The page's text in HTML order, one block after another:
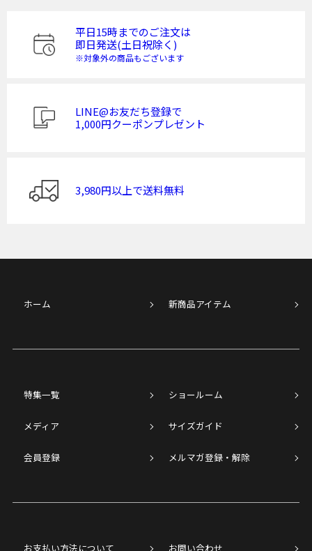
平日15時までのご注文は
即日発送(土日祝除く)
※対象外の商品もございます
LINE@お友だち登録で
1,000円クーポンプレゼント
3,980円以上で送料無料
ホーム 新商品アイテム
特集一覧 ショールーム
メディア サイズガイド
会員登録 メルマガ登録・解除
お支払い方法について お問い合わせ